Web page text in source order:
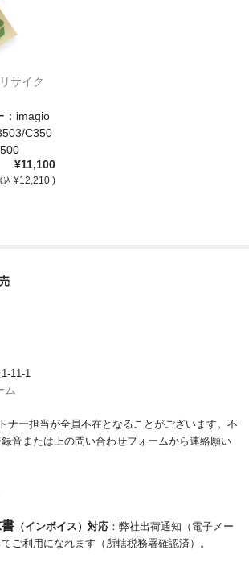
サイク
：imagio
C350
¥11,100
込 ¥12,210 )
11-1
ム
ナー担当が全員不在となることがございます。不
音または上の問い合わせフォームから連絡願い
（インボイス）対応 ：弊社出荷通知（電子メー
ご利用になれます（所轄税務署確認済）。